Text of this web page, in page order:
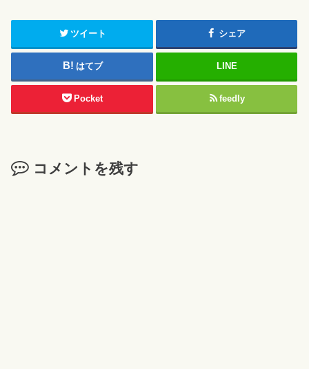
ツイート シェア
はてブ LINE
Pocket feedly
コメントを残す